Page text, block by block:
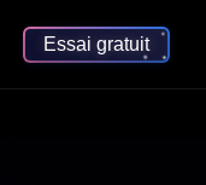
Essai gratuit